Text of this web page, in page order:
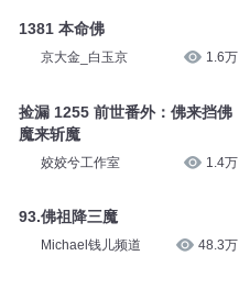
1381 本命佛
京大金_白玉京 1.6万
捡漏 1255 前世番外：佛来挡佛
魔来斩魔
姣姣兮工作室 1.4万
93.佛祖降三魔
Michael钱儿频道 48.3万